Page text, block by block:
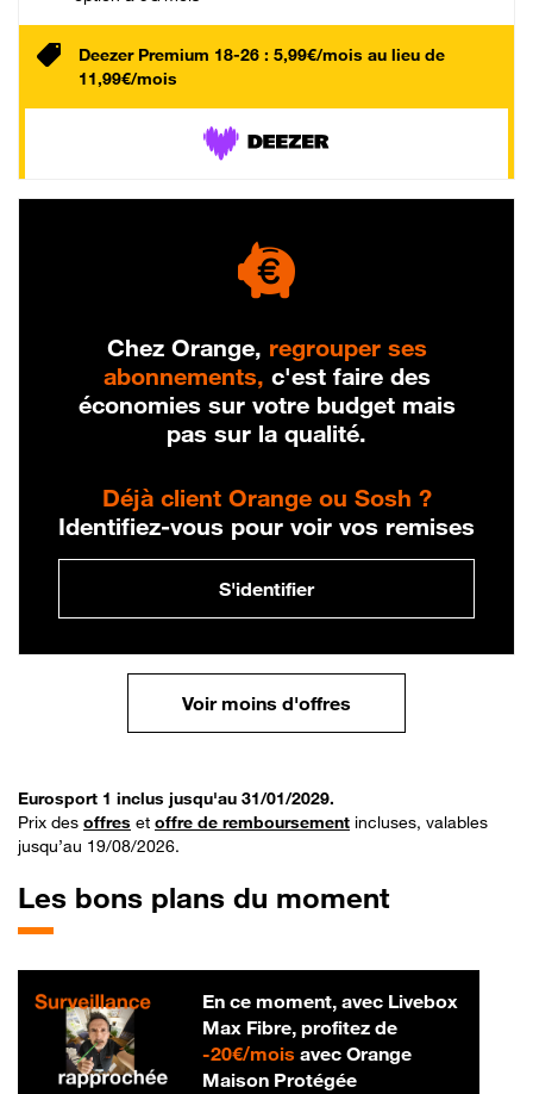
Deezer Premium 18-26 : 5,99€/mois au lieu de
11,99€/mois
Chez Orange, regrouper ses
abonnements, c'est faire des
économies sur votre budget mais
pas sur la qualité.
Déjà client Orange ou Sosh ?
Identifiez-vous pour voir vos remises
S'identifier
Voir moins d'offres
Eurosport 1 inclus jusqu'au 31/01/2029.
Prix des offres et offre de remboursement incluses, valables
jusqu’au 19/08/2026.
Les bons plans du moment
En ce moment, avec Livebox
Max Fibre, profitez de
-20€/mois20 € par mois
avec Orange
Maison Protégée